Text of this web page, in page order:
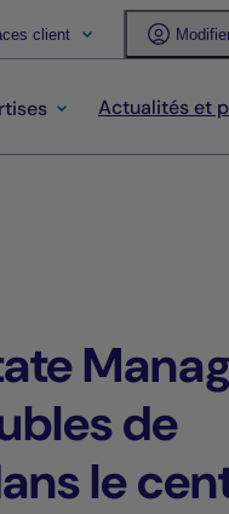
client
Actualités et
de
le